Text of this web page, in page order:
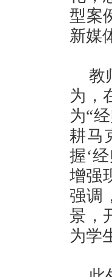
型案
新媒
教
为，
为“
耕马
握‘
增强
强调
景，
为学